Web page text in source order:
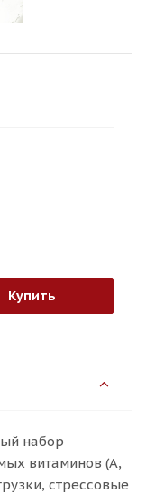
Купить
набор
витаминов (А,
стрессовые